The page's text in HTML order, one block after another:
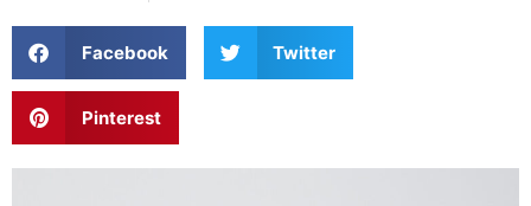
Facebook Twitter
Pinterest